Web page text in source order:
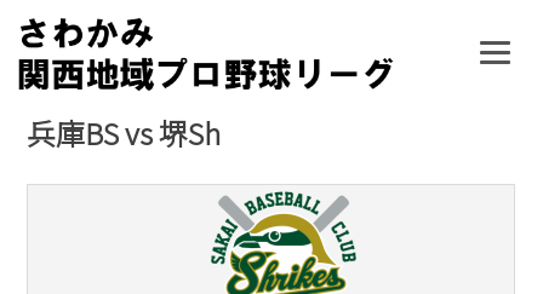
Skip
content
兵庫BS vs 堺Sh